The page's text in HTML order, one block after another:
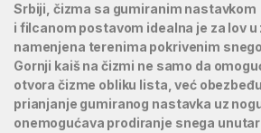
Srbiji, čizma sa gumiranim nastavkom
i filcanom postavom idealna je za lov
namenjena terenima pokrivenim
Gornji kaiš na čizmi ne samo da
otvora čizme obliku lista, već
prianjanje gumiranog nastavka uz
onemogućava prodiranje snega